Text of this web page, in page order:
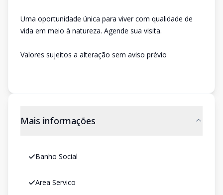
Uma oportunidade única para viver com qualidade de
vida em meio à natureza. Agende sua visita.
Valores sujeitos a alteração sem aviso prévio
Mais informações
Banho Social
Area Servico